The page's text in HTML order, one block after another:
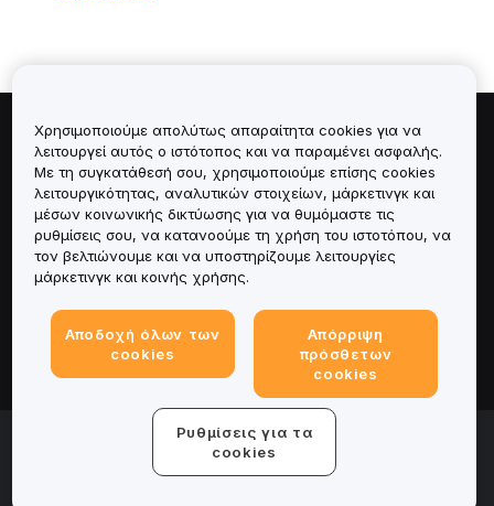
Πληροφορίες για
Υπηρεσίες
Υποστήριξη
© 2025-2026 Bybit.eu. Με την επιφύλαξη παντός
Χρησιμοποιούμε απολύτως απαραίτητα cookies για να
λειτουργεί αυτός ο ιστότοπος και να παραμένει ασφαλής.
Με τη συγκατάθεσή σου, χρησιμοποιούμε επίσης cookies
λειτουργικότητας, αναλυτικών στοιχείων, μάρκετινγκ και
μέσων κοινωνικής δικτύωσης για να θυμόμαστε τις
ρυθμίσεις σου, να κατανοούμε τη χρήση του ιστοτόπου, να
τον βελτιώνουμε και να υποστηρίζουμε λειτουργίες
μάρκετινγκ και κοινής χρήσης.
Αποδοχή όλων των
cookies
Απόρριψη
πρόσθετων
cookies
Ρυθμίσεις για τα
cookies